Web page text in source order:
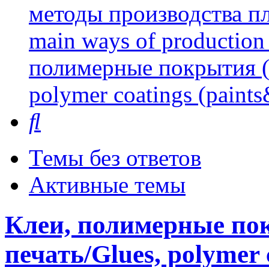
методы производства
main ways of
полимерные покрытия
polymer coatings
Темы без ответов
Активные темы
Клеи, полимерные
печать/Glues,